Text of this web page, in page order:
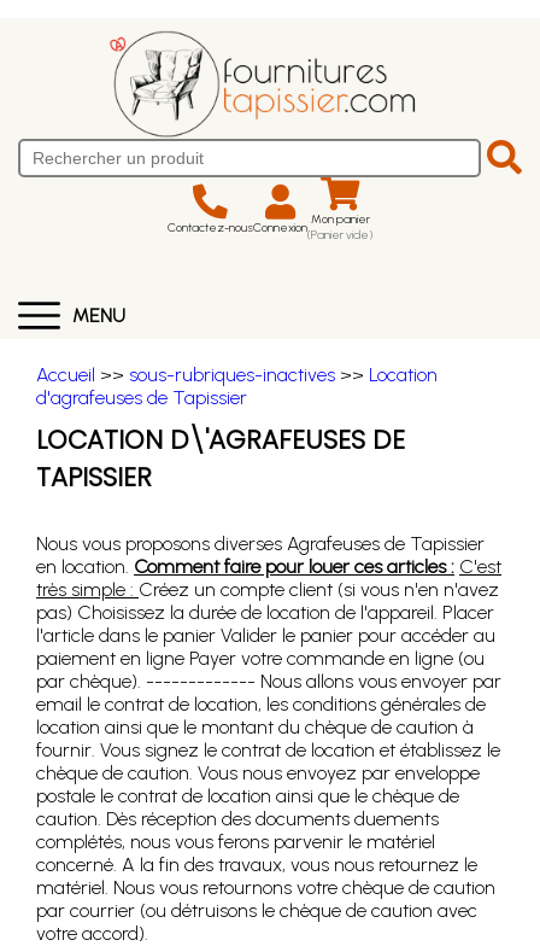
Contactez-nousConnexion Mon panier
(Panier vide)
MENU
Accueil >> sous-rubriques-inactives >> Location
d'agrafeuses de Tapissier
LOCATION D\'AGRAFEUSES DE
TAPISSIER
Nous vous proposons diverses Agrafeuses de Tapissier
en location. Comment faire pour louer ces articles : C'est
très simple : Créez un compte client (si vous n'en n'avez
pas) Choisissez la durée de location de l'appareil. Placer
l'article dans le panier Valider le panier pour accéder au
paiement en ligne Payer votre commande en ligne (ou
par chèque). ------------- Nous allons vous envoyer par
email le contrat de location, les conditions générales de
location ainsi que le montant du chèque de caution à
fournir. Vous signez le contrat de location et établissez le
chèque de caution. Vous nous envoyez par enveloppe
postale le contrat de location ainsi que le chèque de
caution. Dès réception des documents duements
complétés, nous vous ferons parvenir le matériel
concerné. A la fin des travaux, vous nous retournez le
matériel. Nous vous retournons votre chèque de caution
par courrier (ou détruisons le chèque de caution avec
votre accord).